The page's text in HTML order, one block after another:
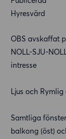
Hyresvärd
OBS avskaffat
NOLL-SJU-
intresse
Ljus och
Samtliga
balkong (öst)